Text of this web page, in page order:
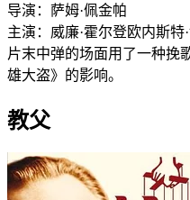
导演： 萨姆·佩金帕
主演： 威廉·霍尔登欧内斯特
片末中弹的场面用了一种挽
雄大盗》的影响。
教父